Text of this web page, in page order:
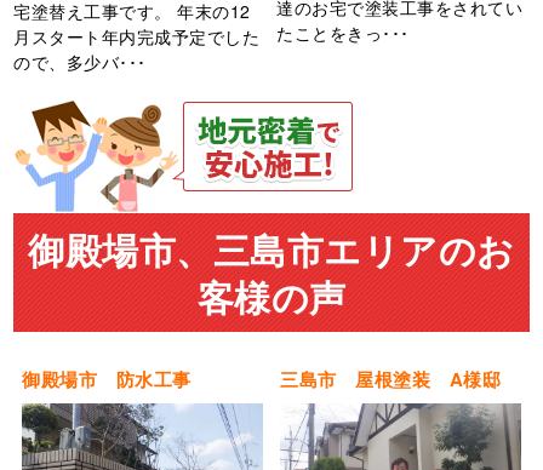
宅塗替え工事です。 年末の12
月スタート年内完成予定でした
ので、多少バ･･･
達のお宅で塗装工事をされてい
たことをきっ･･･
御殿場市、三島市エリアのお
客様の声
御殿場市 防水工事 三島市 屋根塗装 A様邸